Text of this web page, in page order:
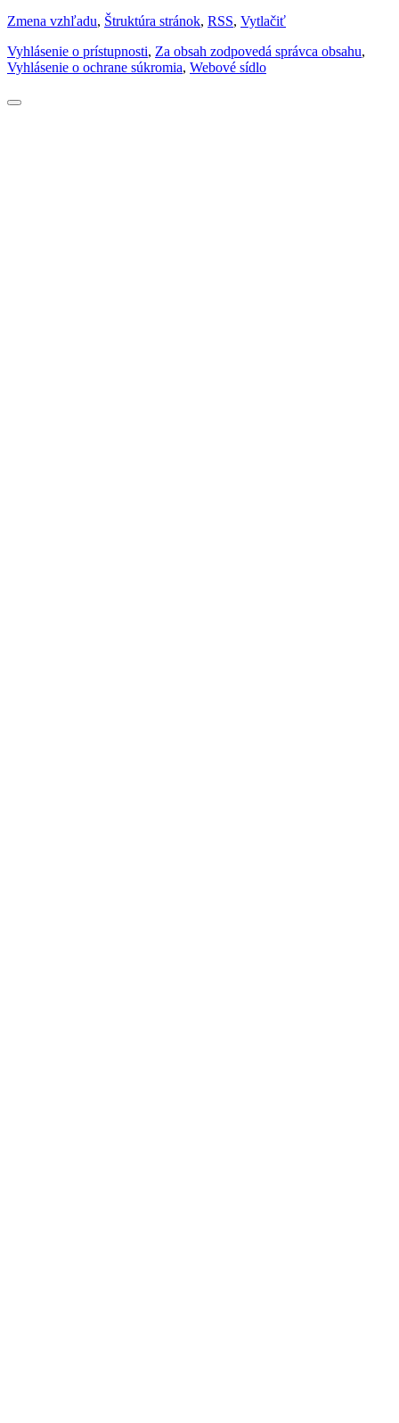
Zmena vzhľadu, Štruktúra stránok, RSS, Vytlačiť
Vyhlásenie o prístupnosti, Za obsah zodpovedá správca obsahu,
Vyhlásenie o ochrane súkromia, Webové sídlo